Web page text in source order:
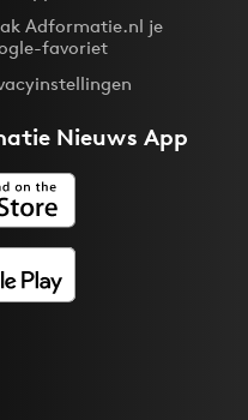
Adformatie.nl je
favoriet
Nieuws App